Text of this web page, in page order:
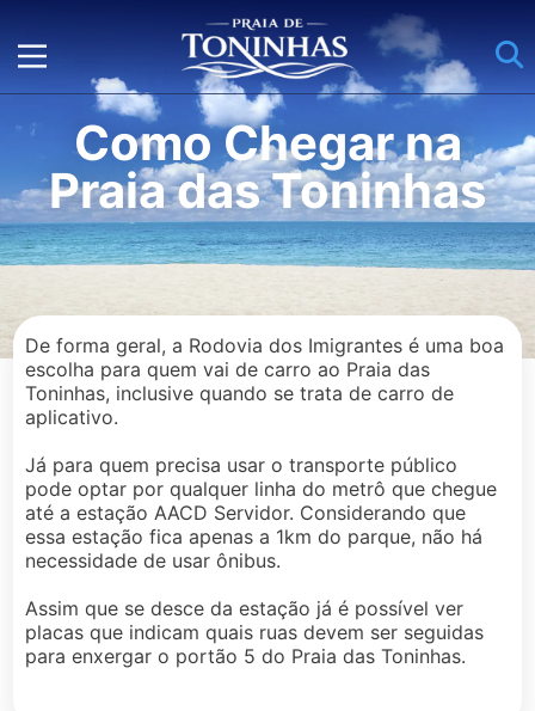
Como Chegar na
Praia das Toninhas
De forma geral, a Rodovia dos Imigrantes é uma boa
escolha para quem vai de carro ao Praia das
Toninhas, inclusive quando se trata de carro de
aplicativo.
Já para quem precisa usar o transporte público
pode optar por qualquer linha do metrô que chegue
até a estação AACD Servidor. Considerando que
essa estação fica apenas a 1km do parque, não há
necessidade de usar ônibus.
Assim que se desce da estação já é possível ver
placas que indicam quais ruas devem ser seguidas
para enxergar o portão 5 do Praia das Toninhas.